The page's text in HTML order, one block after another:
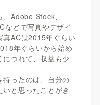
Adobe Stock、
などで写真やデザイ
真ACは2015年ぐらい
年ぐらいから始め
につれて、収益も少
持ったのは、自分の
と思ったことがき